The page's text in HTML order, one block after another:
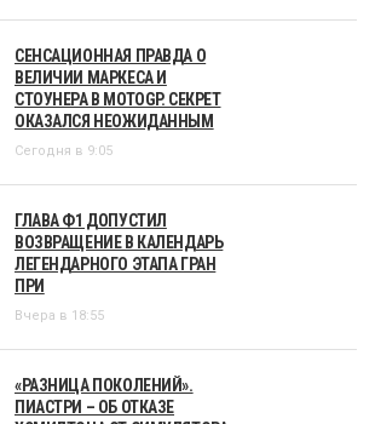
СЕНСАЦИОННАЯ ПРАВДА О
ВЕЛИЧИИ МАРКЕСА И
СТОУНЕРА В MOTOGP. СЕКРЕТ
ОКАЗАЛСЯ НЕОЖИДАННЫМ
Сегодня в 9:05
ГЛАВА Ф1 ДОПУСТИЛ
ВОЗВРАЩЕНИЕ В КАЛЕНДАРЬ
ЛЕГЕНДАРНОГО ЭТАПА ГРАН
ПРИ
Вчера в 18:55
«РАЗНИЦА ПОКОЛЕНИЙ».
ПИАСТРИ – ОБ ОТКАЗЕ